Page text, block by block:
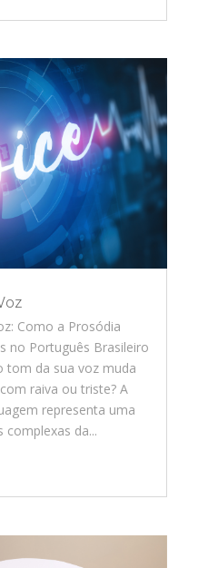
Como a Prosódia
no Português Brasileiro
tom da sua voz muda
raiva ou triste? A
representa uma
da...